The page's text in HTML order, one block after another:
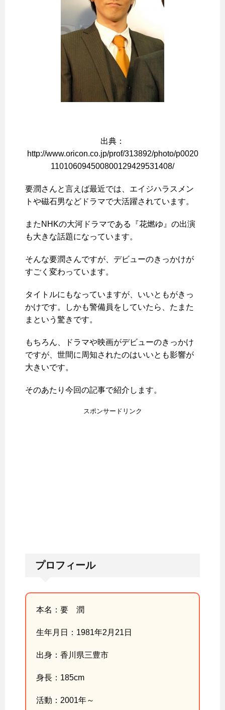
出典：
http://www.oricon.co.jp/prof/313892/photo/p0020
110106094500800129429531408/
要潤さんと言えば最近では、エイジハラスメン
トや磁石男などドラマで大活躍されています。
またNHKの大河ドラマである『花燃ゆ』の出演
も大きな話題になっています。
そんな要潤さんですが、デビューのきっかけが
すごく変わっています。
タイトルにもなっていますが、いいともがきっ
かけです。しかも警備員をしていたら、たまた
まという驚きです。
もちろん、ドラマや映画がデビューのきっかけ
ですが、世間に周知されたのはいいとも影響が
大きいです。
そのあたり今回の記事で紹介します。
スポンサードリンク
プロフィール
本名：要 潤
生年月日：1981年2月21日
出身：香川県三豊市
身長：185cm
活動：2001年～